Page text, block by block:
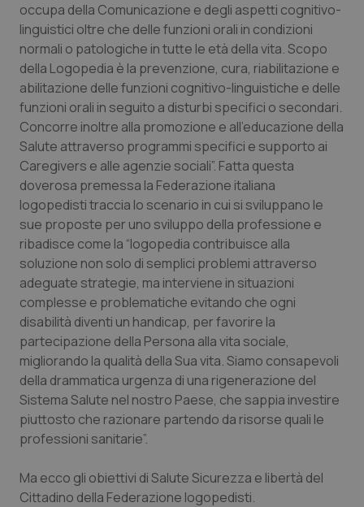
Basilicata
Calabria
Campania
Emilia-Romagna
Friuli Venezia Giulia
Lazio
Liguria
Lombardia
Marche
Molise
Provincia Autonoma di Bolzano
Artrite & artrosi
Asma & BPCO
Car-T
Colesterolo & coronaropatie
Dermatite Atopica
Diabete & glucometri
Disturbi dell’umore
Dolore
Donna & Salute
Epatiti
Infezioni & Febbre
QS Club Newsletter
occupa della Comunicazione e degli aspetti cognitivo-
linguistici oltre che delle funzioni orali in condizioni
normali o patologiche in tutte le età della vita. Scopo
della Logopedia è la prevenzione, cura, riabilitazione e
abilitazione delle funzioni cognitivo-linguistiche e delle
funzioni orali in seguito a disturbi specifici o secondari.
Concorre inoltre alla promozione e all’educazione della
Salute attraverso programmi specifici e supporto ai
Caregivers e alle agenzie sociali”. Fatta questa
doverosa premessa la Federazione italiana
logopedisti traccia lo scenario in cui si sviluppano le
sue proposte per uno sviluppo della professione e
ribadisce come la “logopedia contribuisce alla
soluzione non solo di semplici problemi attraverso
adeguate strategie, ma interviene in situazioni
complesse e problematiche evitando che ogni
disabilità diventi un handicap, per favorire la
partecipazione della Persona alla vita sociale,
migliorando la qualità della Sua vita. Siamo consapevoli
della drammatica urgenza di una rigenerazione del
Sistema Salute nel nostro Paese, che sappia investire
piuttosto che razionare partendo da risorse quali le
professioni sanitarie”.
Ma ecco gli obiettivi di Salute Sicurezza e libertà del
Cittadino della Federazione logopedisti.